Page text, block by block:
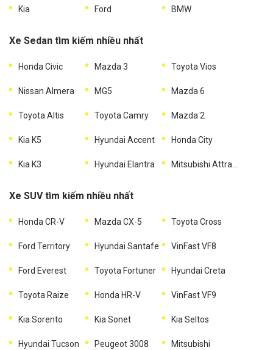
Kia Ford BMW
Xe Sedan tìm kiếm nhiều nhất
Honda Civic Mazda 3 Toyota Vios
Nissan Almera MG5 Mazda 6
Toyota Altis Toyota Camry Mazda 2
Kia K5 Hyundai Accent Honda City
Kia K3 Hyundai Elantra Mitsubishi Attrage
Xe SUV tìm kiếm nhiều nhất
Honda CR-V Mazda CX-5 Toyota Cross
Ford Territory Hyundai Santafe VinFast VF8
Ford Everest Toyota Fortuner Hyundai Creta
Toyota Raize Honda HR-V VinFast VF9
Kia Sorento Kia Sonet Kia Seltos
Hyundai Tucson Peugeot 3008
Mitsubishi